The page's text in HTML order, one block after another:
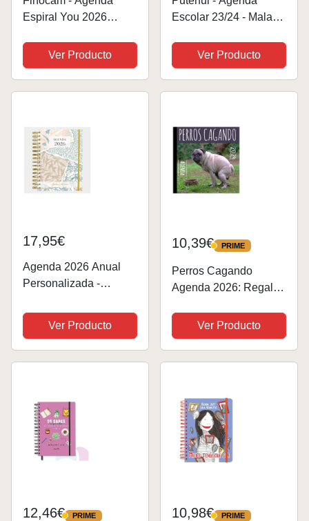
Espiral You 2026
Horizontal Enero 2026
- Diciembre 2026 (12
meses) Hojas Español
Ver Producto
Escolar 23/24 - Mala
Planificador escolar –
Semana vista –
Agenda con mensajes
Ver Producto
17,95€
Agenda 2026 Anual
Personalizada -
Página - Diseño de
Flores en Portada -
Agenda Tamaño A5
desde Enero 2026 a
ONEPERSONAL
Ver Producto
10,39€ PRIME
PRIME
Perros Cagando
Agenda 2026: Regalo
de perros | Calendario
2026
Ver Producto
12,46€ PRIME
PRIME 10,98€ PRIME
PRIME